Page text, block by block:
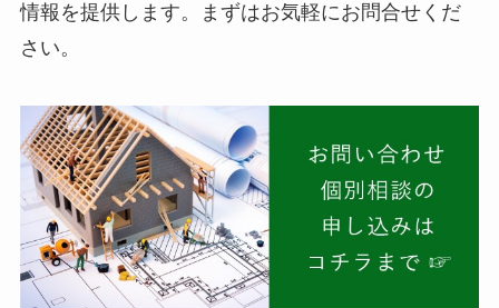
情報を提供します。まずはお気軽にお問合せくだ
さい。